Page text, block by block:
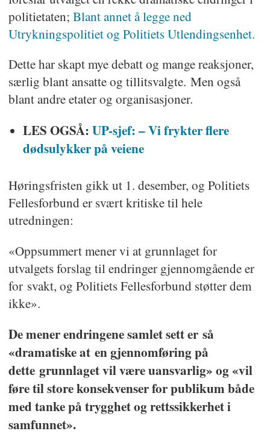
politietaten; Blant annet å legge ned
Utrykningspolitiet og Politiets Utlendingsenhet.
Dette har skapt mye debatt og mange reaksjoner,
særlig blant ansatte og tillitsvalgte. Men også
blant andre etater og organisasjoner.
LES OGSÅ:UP-sjef: – Vi frykter flere
dødsulykker på veiene
Høringsfristen gikk ut 1. desember, og Politiets
Fellesforbund er svært kritiske til hele
utredningen:
«Oppsummert mener vi at grunnlaget for
utvalgets forslag til endringer gjennomgående er
for svakt, og Politiets Fellesforbund støtter dem
ikke».
De mener endringene samlet sett er så
«dramatiske at en gjennomføring på
dette grunnlaget vil være uansvarlig» og «vil
føre til store konsekvenser for publikum både
med tanke på trygghet og rettssikkerhet i
samfunnet».